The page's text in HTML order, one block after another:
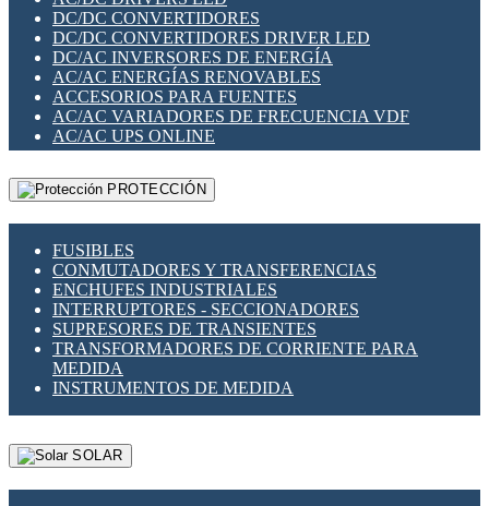
SOLUCIONES LORAWAN
SOLUCIONES RED CELULAR
SEGURIDAD PARA REDES
SWITCHES LAN
TELEFONÍA IP (VOIP)
VIGILANCIA IP (CCTV)
MESHTASTIC
DC/DC CONVERTIDORES
DC/DC CONVERTIDORES DRIVER LED
DC/AC INVERSORES DE ENERGÍA
AC/AC ENERGÍAS RENOVABLES
ACCESORIOS PARA FUENTES
AC/AC VARIADORES DE FRECUENCIA VDF
AC/AC UPS ONLINE
PROTECCIÓN
FUSIBLES
CONMUTADORES Y TRANSFERENCIAS
ENCHUFES INDUSTRIALES
INTERRUPTORES - SECCIONADORES
SUPRESORES DE TRANSIENTES
TRANSFORMADORES DE CORRIENTE PARA
MEDIDA
INSTRUMENTOS DE MEDIDA
SOLAR